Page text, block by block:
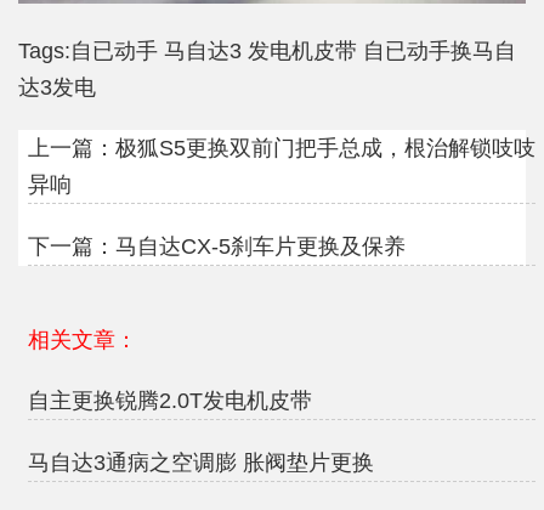
Tags:自已动手 马自达3 发电机皮带 自已动手换马自
达3发电
上一篇： 极狐S5更换双前门把手总成，根治解锁吱吱
异响
下一篇： 马自达CX-5刹车片更换及保养
相关文章：
自主更换锐腾2.0T发电机皮带
马自达3通病之空调膨 胀阀垫片更换